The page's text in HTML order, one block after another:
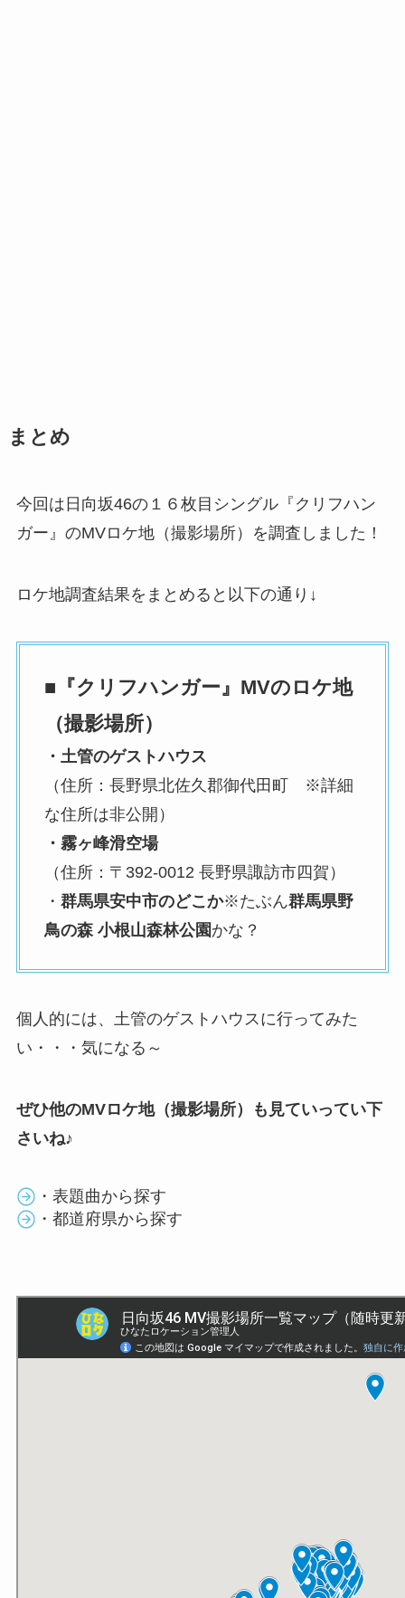
まとめ
今回は日向坂46の１６枚目シングル『クリフハン
ガー』のMVロケ地（撮影場所）を調査しました！
ロケ地調査結果をまとめると以下の通り↓
■『クリフハンガー』MVのロケ地
（撮影場所）
・土管のゲストハウス
（住所：長野県北佐久郡御代田町 ※詳細
な住所は非公開）
・霧ヶ峰滑空場
（住所：〒392-0012 長野県諏訪市四賀）
・ 群馬県安中市のどこか※たぶん群馬県野
鳥の森 小根山森林公園かな？
個人的には、土管のゲストハウスに行ってみた
い・・・気になる～
ぜひ他のMVロケ地（撮影場所）も見ていってい下
さいね♪
・表題曲から探す
・都道府県から探す